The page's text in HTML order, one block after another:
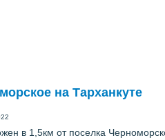
на Тарханкуте
в 1,5км от поселка